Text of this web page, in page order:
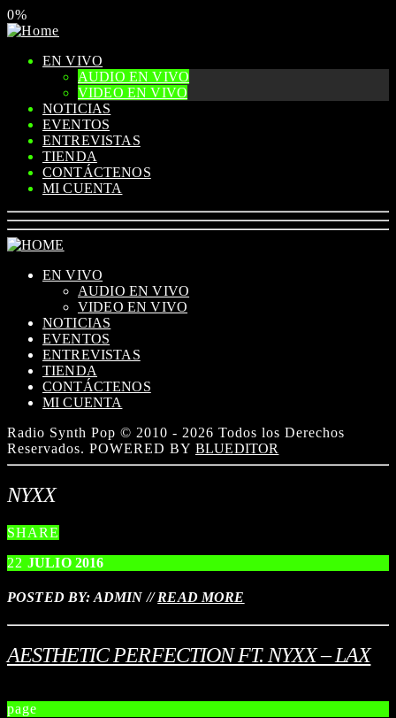
0%
EN VIVO
AUDIO EN VIVO
VIDEO EN VIVO
NOTICIAS
EVENTOS
ENTREVISTAS
TIENDA
CONTÁCTENOS
MI CUENTA
EN VIVO
AUDIO EN VIVO
VIDEO EN VIVO
NOTICIAS
EVENTOS
ENTREVISTAS
TIENDA
CONTÁCTENOS
MI CUENTA
Radio Synth Pop © 2010 - 2026 Todos los Derechos
Reservados. POWERED BY BLUEDITOR
NYXX
SHARE
22 JULIO 2016
POSTED BY: ADMIN //READ MORE
AESTHETIC PERFECTION FT. NYXX – LAX
page